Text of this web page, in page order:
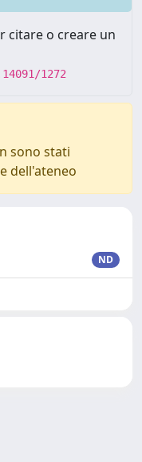
citare o creare un
1272
sono stati
dell'ateneo
ND